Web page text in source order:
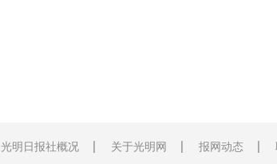
光明日报社概况 关于光明网 报网动态